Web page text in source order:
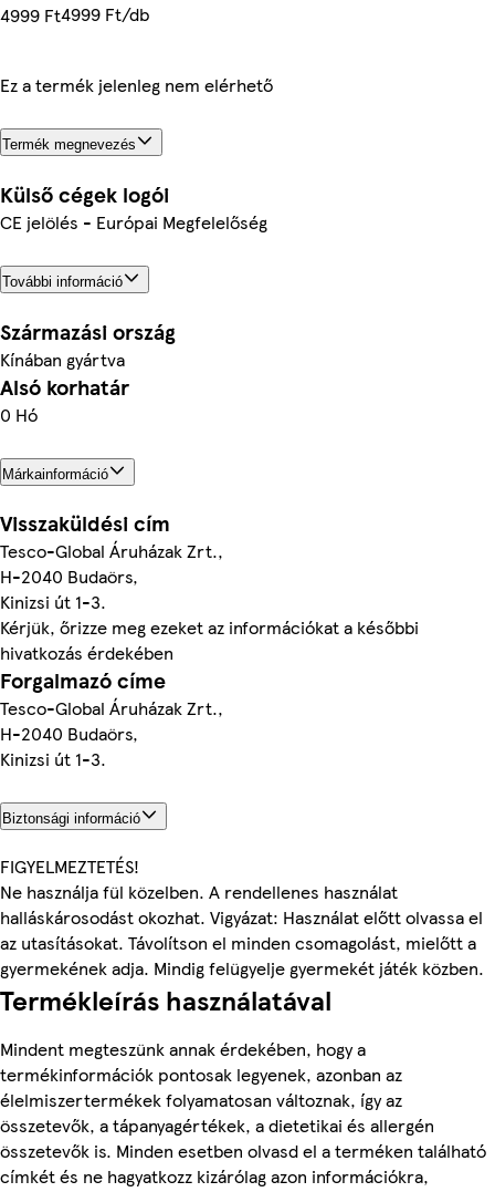
4999 Ft4999 Ft/db
Ez a termék jelenleg nem elérhető
Termék megnevezés
Külső cégek logói
CE jelölés - Európai Megfelelőség
További információ
Származási ország
Kínában gyártva
Alsó korhatár
0 Hó
Márkainformáció
Visszaküldési cím
Tesco-Global Áruházak Zrt.,
H-2040 Budaörs,
Kinizsi út 1-3.
Kérjük, őrizze meg ezeket az információkat a későbbi
hivatkozás érdekében
Forgalmazó címe
Tesco-Global Áruházak Zrt.,
H-2040 Budaörs,
Kinizsi út 1-3.
Biztonsági információ
FIGYELMEZTETÉS!
Ne használja fül közelben. A rendellenes használat
halláskárosodást okozhat. Vigyázat: Használat előtt olvassa el
az utasításokat. Távolítson el minden csomagolást, mielőtt a
gyermekének adja. Mindig felügyelje gyermekét játék közben.
Termékleírás használatával
Mindent megteszünk annak érdekében, hogy a
termékinformációk pontosak legyenek, azonban az
élelmiszertermékek folyamatosan változnak, így az
összetevők, a tápanyagértékek, a dietetikai és allergén
összetevők is. Minden esetben olvasd el a terméken található
címkét és ne hagyatkozz kizárólag azon információkra,